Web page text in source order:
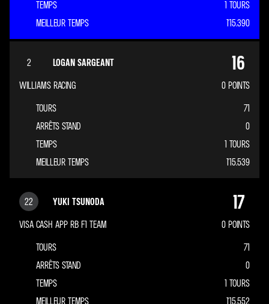
1 TOURS
1'15.390
TEMPS
MEILLEUR TEMPS
16
2
LOGAN SARGEANT
WILLIAMS RACING
71
1 TOURS
0
1'15.539
0 POINTS
TOURS
ARRÊTS STAND
TEMPS
MEILLEUR TEMPS
17
22
YUKI TSUNODA
VISA CASH APP RB F1 TEAM
71
1 TOURS
0
1'15.552
0 POINTS
TOURS
ARRÊTS STAND
TEMPS
MEILLEUR TEMPS